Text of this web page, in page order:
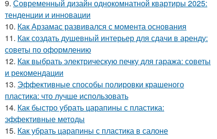
9. Современный дизайн однокомнатной квартиры 2025:
тенденции и инновации
10. Как Арзамас развивался с момента основания
11. Как создать душевный интерьер для сдачи в аренду:
советы по оформлению
12. Как выбрать электрическую печку для гаража: советы
и рекомендации
13. Эффективные способы полировки крашеного
пластика: что лучше использовать
14. Как быстро убрать царапины с пластика:
эффективные методы
15. Как убрать царапины с пластика в салоне